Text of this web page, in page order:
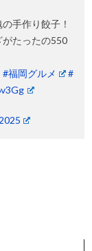
手作り餃子！
たったの550
#福岡グルメ
#